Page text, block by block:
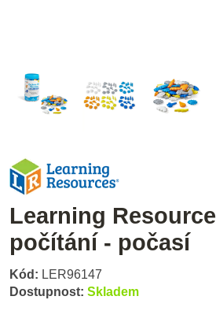
Learning
počítání - počasí
Kód: LER96147
Dostupnost: Skladem